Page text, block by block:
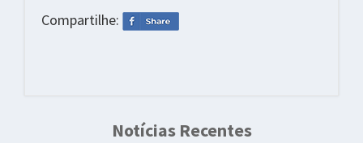
Compartilhe:
Notícias Recentes